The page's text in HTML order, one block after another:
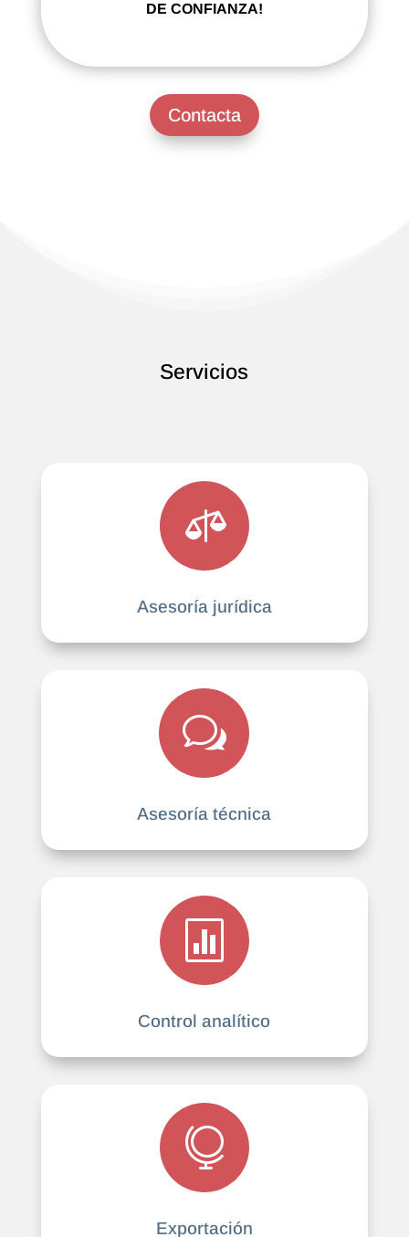
DE CONFIANZA!
Contacta
Servicios

Asesoría jurídica
w
Asesoría técnica

Control analítico

Exportación